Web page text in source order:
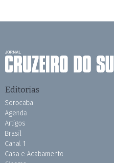
Editorias
Sorocaba
Agenda
Artigos
Brasil
Canal 1
Casa e Acabamento